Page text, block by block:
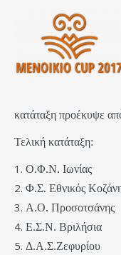
κατάταξη προέκυψε
Τελική κατάταξη:
Ο.Φ.Ν. Ιωνίας
Φ.Σ. Εθνικός
Α.Ο. Προσοτσάνης
Ε.Σ.Ν. Βριλήσια
Δ.Α.Σ.Ζεφυρίου